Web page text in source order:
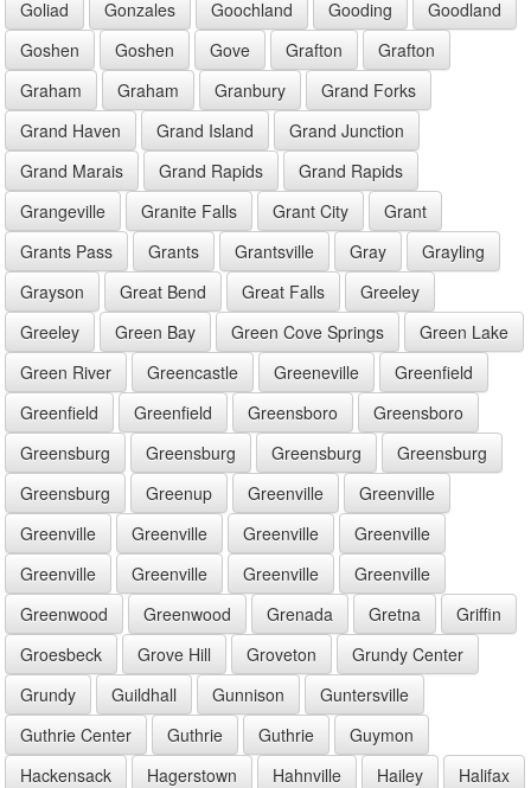
Goliad
Gonzales Goochland Gooding
Goodland
Goshen
Goshen Gove Grafton
Grafton
Graham
Graham Granbury
Grand Forks
Grand Haven
Grand Island
Grand Junction
Grand Marais
Grand Rapids
Grand Rapids
Grangeville
Granite Falls Grant City
Grant
Grants Pass
Grants Grantsville Gray
Grayling
Grayson
Great Bend Great Falls
Greeley
Greeley
Green Bay Green Cove Springs
Green Lake
Green River
Greencastle Greeneville
Greenfield
Greenfield
Greenfield Greensboro
Greensboro
Greensburg
Greensburg Greensburg
Greensburg
Greensburg
Greenup Greenville
Greenville
Greenville
Greenville Greenville
Greenville
Greenville
Greenville Greenville
Greenville
Greenwood
Greenwood Grenada Gretna
Griffin
Groesbeck
Grove Hill Groveton
Grundy Center
Grundy
Guildhall Gunnison
Guntersville
Guthrie Center
Guthrie Guthrie
Guymon
Hackensack
Hagerstown Hahnville Hailey
Halifax